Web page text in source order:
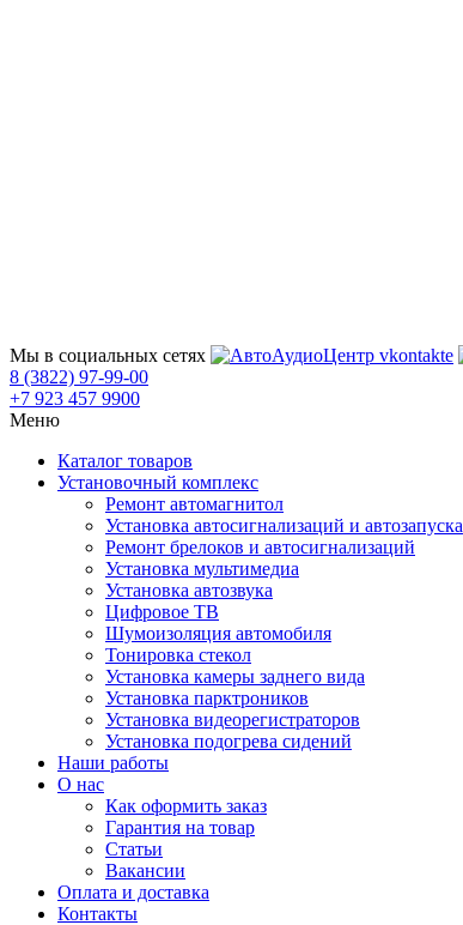
Мы в социальных сетях
8 (3822) 97-99-00
+7 923 457 9900
Меню
Каталог товаров
Установочный комплекс
Ремонт автомагнитол
Установка автосигнализаций и автозапуска
Ремонт брелоков и автосигнализаций
Установка мультимедиа
Установка автозвука
Цифровое ТВ
Шумоизоляция автомобиля
Тонировка стекол
Установка камеры заднего вида
Установка парктроников
Установка видеорегистраторов
Установка подогрева сидений
Наши работы
О нас
Как оформить заказ
Гарантия на товар
Статьи
Вакансии
Оплата и доставка
Контакты